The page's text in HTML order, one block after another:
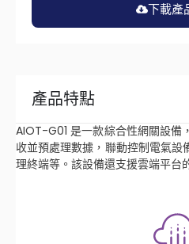
下載產
產品特點
AIOT-G01 是一款綜合性網關設備
收並預處理數據，聯動控制電氣
理終端等。該設備還支援雲端平台